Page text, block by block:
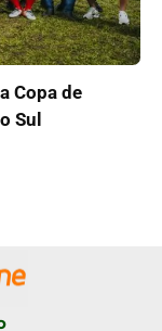
Copa de
Sul